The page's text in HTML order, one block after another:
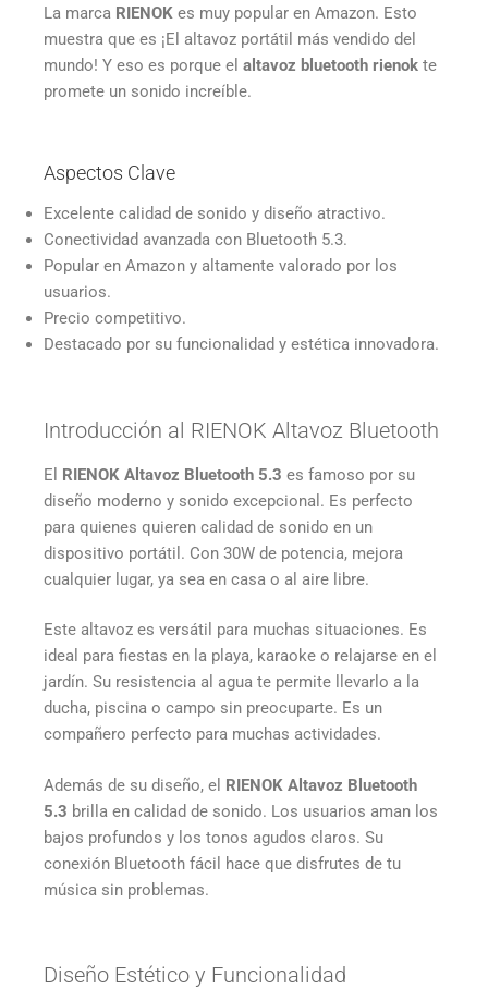
La marca RIENOK es muy popular en Amazon. Esto
muestra que es ¡El altavoz portátil más vendido del
mundo! Y eso es porque el altavoz bluetooth rienok te
promete un sonido increíble.
Aspectos Clave
Excelente calidad de sonido y diseño atractivo.
Conectividad avanzada con Bluetooth 5.3.
Popular en Amazon y altamente valorado por los
usuarios.
Precio competitivo.
Destacado por su funcionalidad y estética innovadora.
Introducción al RIENOK Altavoz Bluetooth
El RIENOK Altavoz Bluetooth 5.3 es famoso por su
diseño moderno y sonido excepcional. Es perfecto
para quienes quieren calidad de sonido en un
dispositivo portátil. Con 30W de potencia, mejora
cualquier lugar, ya sea en casa o al aire libre.
Este altavoz es versátil para muchas situaciones. Es
ideal para fiestas en la playa, karaoke o relajarse en el
jardín. Su resistencia al agua te permite llevarlo a la
ducha, piscina o campo sin preocuparte. Es un
compañero perfecto para muchas actividades.
Además de su diseño, el RIENOK Altavoz Bluetooth
5.3 brilla en calidad de sonido. Los usuarios aman los
bajos profundos y los tonos agudos claros. Su
conexión Bluetooth fácil hace que disfrutes de tu
música sin problemas.
Diseño Estético y Funcionalidad